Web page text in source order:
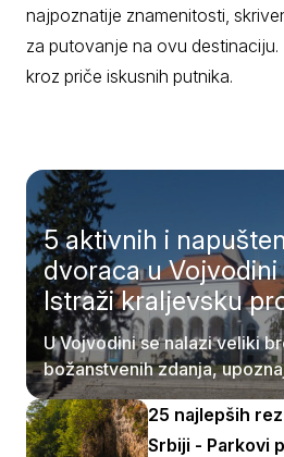
najpoznatije znamenitosti,
za putovanje na ovu
kroz priče iskusnih putnika.
5 aktivnih i
dvoraca u
Istraži kraljevsku
U Vojvodini se nalazi veliki
božanstvenih zdanja,
sa njima.
25 najlepših
Srbiji - Parkovi